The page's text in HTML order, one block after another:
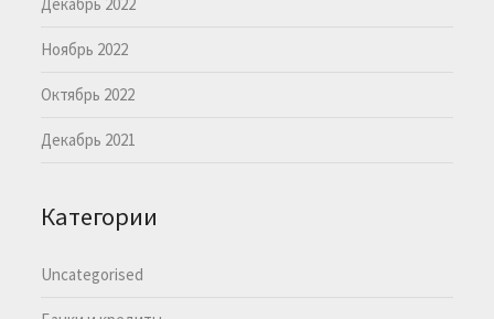
Ноябрь 2022
Октябрь 2022
Декабрь 2021
Категории
Uncategorised